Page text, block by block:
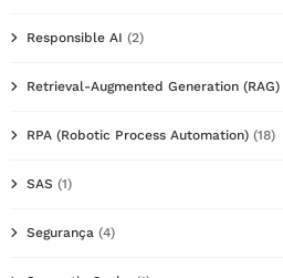
Responsible AI (2)
Retrieval-Augmented Generation (RAG)
RPA (Robotic Process Automation) (18)
SAS (1)
Segurança (4)